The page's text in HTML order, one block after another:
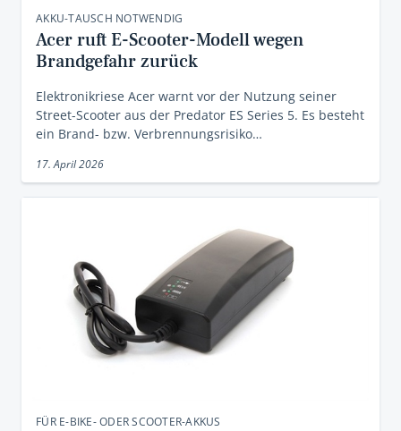
AKKU-TAUSCH NOTWENDIG
Acer ruft E-Scooter-Modell wegen
Brandgefahr zurück
Elektronikriese Acer warnt vor der Nutzung seiner
Street-Scooter aus der Predator ES Series 5. Es besteht
ein Brand- bzw. Verbrennungsrisiko…
17. April 2026
FÜR E-BIKE- ODER SCOOTER-AKKUS